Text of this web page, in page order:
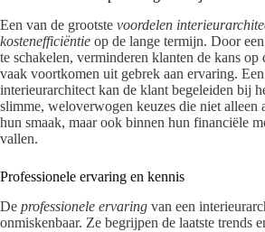
Een van de grootste voordelen
kostenefficiëntie op de lange termijn. Door
te schakelen, verminderen klanten de kans op
vaak voortkomen uit gebrek aan ervaring. Een
interieurarchitect kan de klant begeleiden bij
slimme, weloverwogen keuzes die niet alleen
hun smaak, maar ook binnen hun financiële
vallen.
Professionele ervaring en kennis
De professionele ervaring van een
onmiskenbaar. Ze begrijpen de laatste trends